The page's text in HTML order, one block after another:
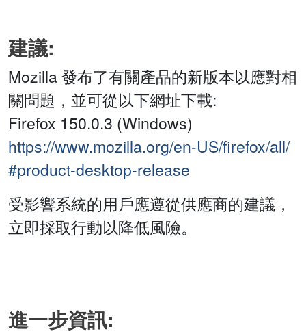
建議:
Mozilla 發布了有關產品的新版本以應對相
關問題，並可從以下網址下載:
Firefox 150.0.3 (Windows)
https://www.mozilla.org/en-US/firefox/all/
#product-desktop-release
受影響系統的用戶應遵從供應商的建議，
立即採取行動以降低風險。
進一步資訊: